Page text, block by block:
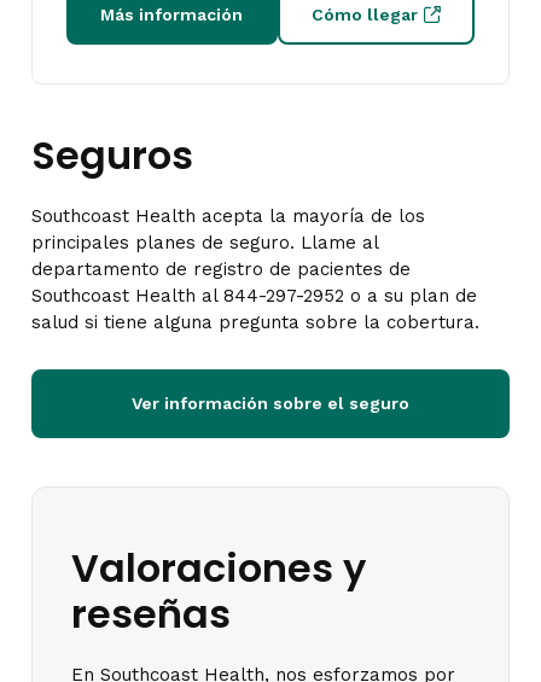
Más información Cómo llegar
Seguros
Southcoast Health acepta la mayoría de los
principales planes de seguro. Llame al
departamento de registro de pacientes de
Southcoast Health al 844-297-2952 o a su plan de
salud si tiene alguna pregunta sobre la cobertura.
Ver información sobre el seguro
Valoraciones y
reseñas
En Southcoast Health, nos esforzamos por